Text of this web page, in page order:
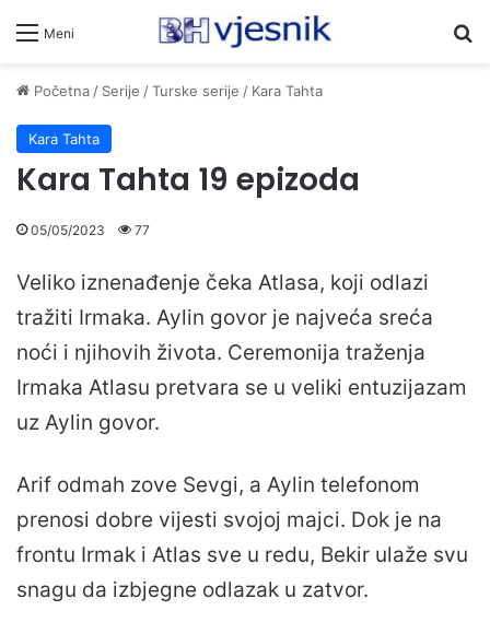
Meni
Početna/ Serije /Turske serije / Kara Tahta
Kara Tahta
Kara Tahta 19 epizoda
05/05/2023 77
Veliko iznenađenje čeka Atlasa, koji odlazi
tražiti Irmaka. Aylin govor je najveća sreća
noći i njihovih života. Ceremonija traženja
Irmaka Atlasu pretvara se u veliki entuzijazam
uz Aylin govor.
Arif odmah zove Sevgi, a Aylin telefonom
prenosi dobre vijesti svojoj majci. Dok je na
frontu Irmak i Atlas sve u redu, Bekir ulaže svu
snagu da izbjegne odlazak u zatvor.